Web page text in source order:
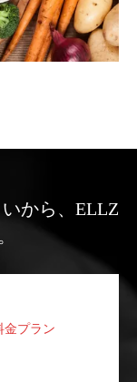
から、ELLZ
金プラン